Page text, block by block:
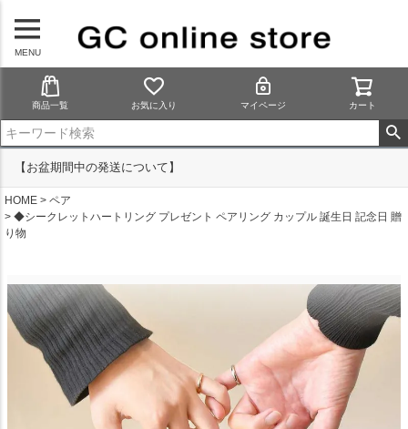
MENU
商品一覧 お気に入り マイページ カート
【お盆期間中の発送について】
HOME
ペア
◆シークレットハートリング プレゼント ペアリング カップル 誕生日 記念日 贈
り物